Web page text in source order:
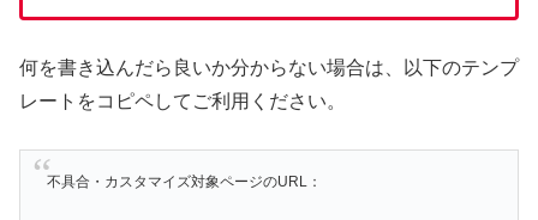
何を書き込んだら良いか分からない場合は、以下のテンプ
レートをコピペしてご利用ください。
不具合・カスタマイズ対象ページのURL：